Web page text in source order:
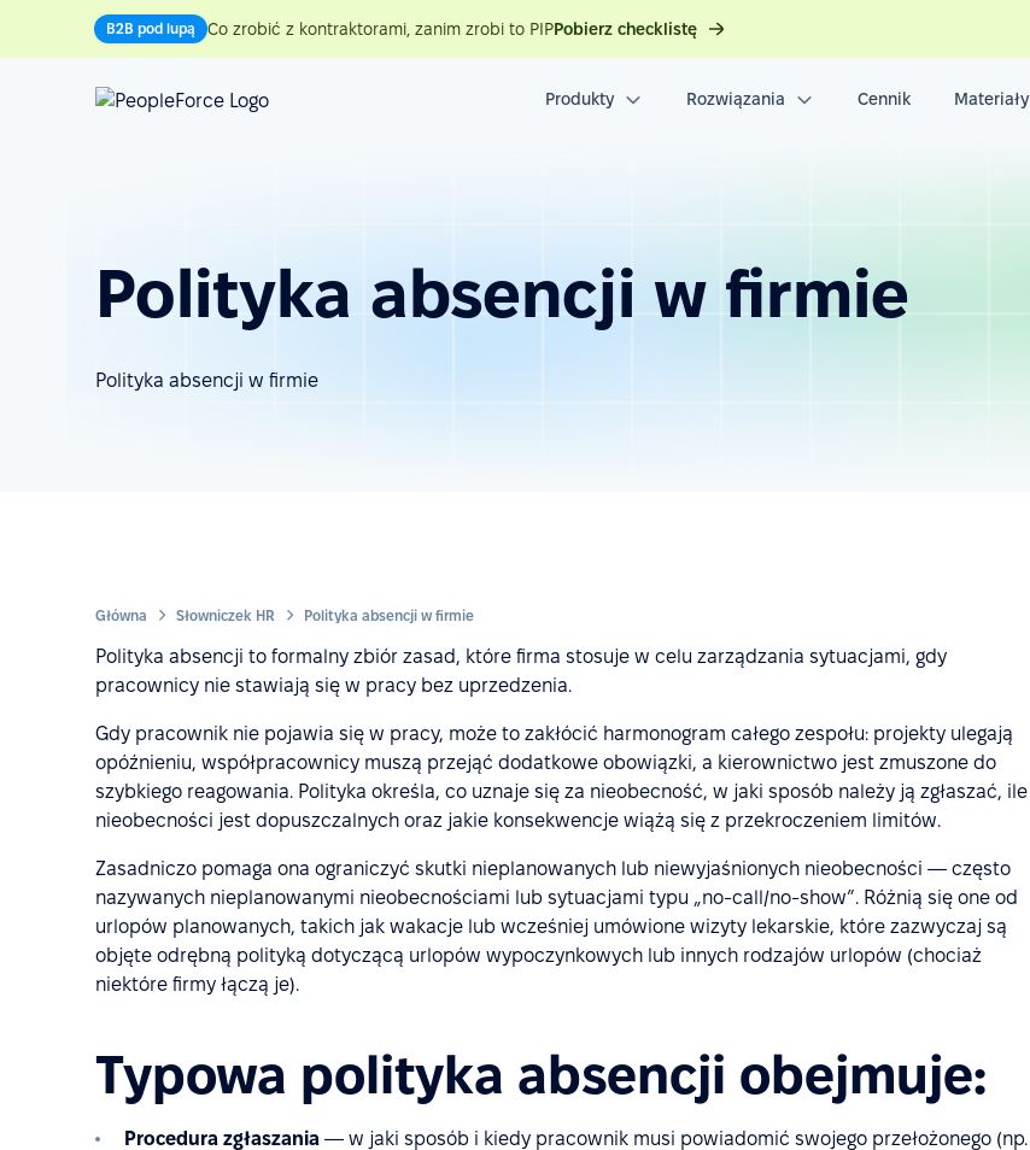
B2B pod lupą Co zrobić z kontraktorami, zanim zrobi to PIPPobierz checklistę
Produkty Rozwiązania Cennik Materiały
Polityka absencji w firmie
Polityka absencji w firmie
Główna Słowniczek HR Polityka absencji w firmie
Polityka absencji to formalny zbiór zasad, które firma stosuje w celu zarządzania sytuacjami, gdy
pracownicy nie stawiają się w pracy bez uprzedzenia.
Gdy pracownik nie pojawia się w pracy, może to zakłócić harmonogram całego zespołu: projekty ulegają
opóźnieniu, współpracownicy muszą przejąć dodatkowe obowiązki, a kierownictwo jest zmuszone do
szybkiego reagowania. Polityka określa, co uznaje się za nieobecność, w jaki sposób należy ją zgłaszać, ile
nieobecności jest dopuszczalnych oraz jakie konsekwencje wiążą się z przekroczeniem limitów.
Zasadniczo pomaga ona ograniczyć skutki nieplanowanych lub niewyjaśnionych nieobecności — często
nazywanych nieplanowanymi nieobecnościami lub sytuacjami typu „no-call/no-show”. Różnią się one od
urlopów planowanych, takich jak wakacje lub wcześniej umówione wizyty lekarskie, które zazwyczaj są
objęte odrębną polityką dotyczącą urlopów wypoczynkowych lub innych rodzajów urlopów (chociaż
niektóre firmy łączą je).
Typowa polityka absencji obejmuje:
Procedura zgłaszania — w jaki sposób i kiedy pracownik musi powiadomić swojego przełożonego (np.